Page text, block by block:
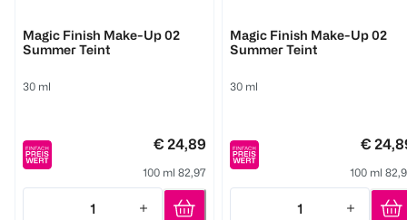
Magic Finish Make-Up 02
Summer Teint
30 ml
€ 24,89
100 ml 82,97
1
Magic Finish Make-Up 02
Summer Teint
30 ml
€
100 ml
1